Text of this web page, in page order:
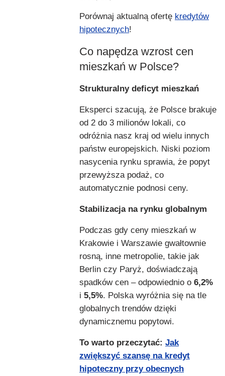
Porównaj aktualną ofertę kredytów
hipotecznych!
Co napędza wzrost cen
mieszkań w Polsce?
Strukturalny deficyt mieszkań
Eksperci szacują, że Polsce brakuje
od 2 do 3 milionów lokali, co
odróżnia nasz kraj od wielu innych
państw europejskich. Niski poziom
nasycenia rynku sprawia, że popyt
przewyższa podaż, co
automatycznie podnosi ceny.
Stabilizacja na rynku globalnym
Podczas gdy ceny mieszkań w
Krakowie i Warszawie gwałtownie
rosną, inne metropolie, takie jak
Berlin czy Paryż, doświadczają
spadków cen – odpowiednio o 6,2%
i 5,5%. Polska wyróżnia się na tle
globalnych trendów dzięki
dynamicznemu popytowi.
To warto przeczytać: Jak
zwiększyć szansę na kredyt
hipoteczny przy obecnych